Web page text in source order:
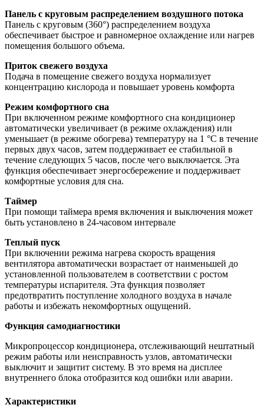
Панель с круговым распределением воздушного потока
Панель с круговым (360°) распределением воздуха
обеспечивает быстрое и равномерное охлаждение или нагрев
помещения большого объема.
Приток свежего воздуха
Подача в помещение свежего воздуха нормализует
концентрацию кислорода и повышает уровень комфорта
Режим комфортного сна
При включенном режиме комфортного сна кондиционер
автоматически увеличивает (в режиме охлаждения) или
уменьшает (в режиме обогрева) температуру на 1 °С в течение
первых двух часов, затем поддерживает ее стабильной в
течение следующих 5 часов, после чего выключается. Эта
функция обеспечивает энергосбережение и поддерживает
комфортные условия для сна.
Таймер
При помощи таймера время включения и выключения может
быть установлено в 24-часовом интервале
Теплый пуск
При включении режима нагрева скорость вращения
вентилятора автоматически возрастает от наименьшей до
установленной пользователем в соответствии с ростом
температуры испарителя. Эта функция позволяет
предотвратить поступление холодного воздуха в начале
работы и избежать некомфортных ощущений.
Функция самодиагностики
Микропроцессор кондиционера, отслеживающий нештатный
режим работы или неисправность узлов, автоматически
выключит и защитит систему. В это время на дисплее
внутреннего блока отобразится код ошибки или аварии.
Характеристики